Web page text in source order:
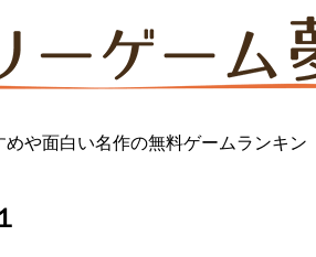
や面白い名作の無料ゲームランキン